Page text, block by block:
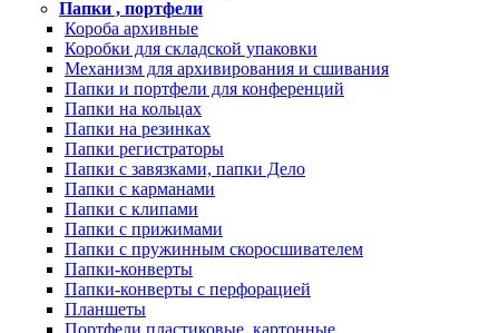
Папки , портфели
Короба архивные
Коробки для складской упаковки
Механизм для архивирования и сшивания
Папки и портфели для конференций
Папки на кольцах
Папки на резинках
Папки регистраторы
Папки с завязками, папки Дело
Папки с карманами
Папки с клипами
Папки с прижимами
Папки с пружинным скоросшивателем
Папки-конверты
Папки-конверты с перфорацией
Планшеты
Портфели пластиковые, картонные